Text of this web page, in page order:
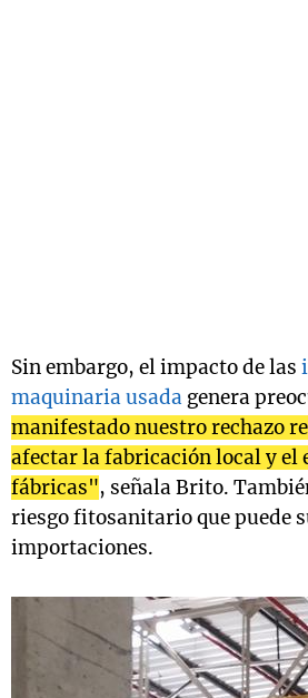
Sin embargo, el impacto de las
maquinaria usada genera
manifestado nuestro rechazo
afectar la fabricación local y el
fábricas", señala Brito.
riesgo fitosanitario que puede
importaciones.